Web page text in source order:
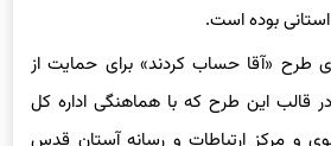
طرح «آقا حساب کردند» برای حمایت از
قالب این طرح که با هماهنگی اداره کل
و مرکز ارتباطات و رسانه آستان قدس